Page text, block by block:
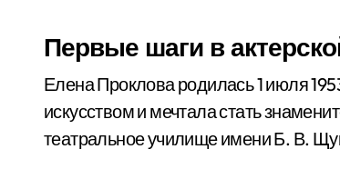
Первые шаги в
Елена Проклова родилась 1 июля
искусством и мечтала стать
театральное училище имени Б. В.